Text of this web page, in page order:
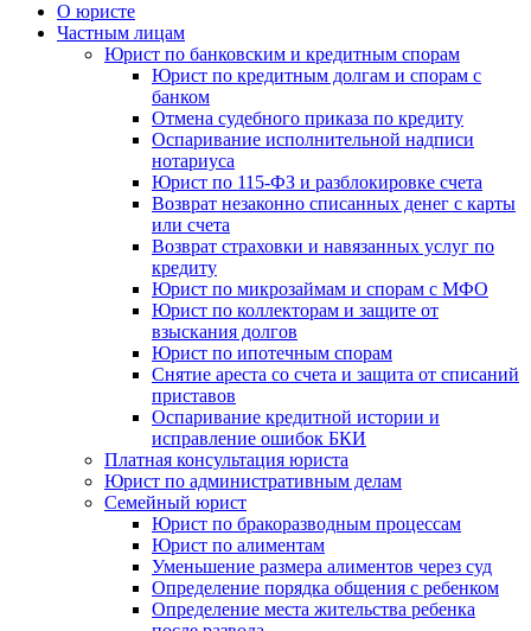
О юристе
Частным лицам
Юрист по банковским и кредитным спорам
Юрист по кредитным долгам и спорам с
банком
Отмена судебного приказа по кредиту
Оспаривание исполнительной надписи
нотариуса
Юрист по 115-ФЗ и разблокировке счета
Возврат незаконно списанных денег с карты
или счета
Возврат страховки и навязанных услуг по
кредиту
Юрист по микрозаймам и спорам с МФО
Юрист по коллекторам и защите от
взыскания долгов
Юрист по ипотечным спорам
Снятие ареста со счета и защита от списаний
приставов
Оспаривание кредитной истории и
исправление ошибок БКИ
Платная консультация юриста
Юрист по административным делам
Семейный юрист
Юрист по бракоразводным процессам
Юрист по алиментам
Уменьшение размера алиментов через суд
Определение порядка общения с ребенком
Определение места жительства ребенка